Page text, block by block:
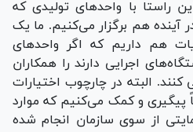
راستا با واحدهای تولیدی که
آینده هم برگزار می‌کنیم. ما یک
هم داریم که اگر واحدهای
اجرایی دارند را همکاران
‌کنند. البته در چارچوب اختیارات
پیگیری و کمک می‌کنیم که موارد
از سوی سازمان انجام شده